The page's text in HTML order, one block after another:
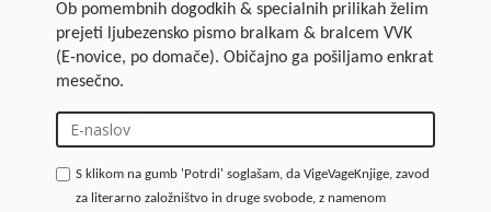
Ob pomembnih dogodkih & specialnih prilikah želim
prejeti ljubezensko pismo bralkam & bralcem VVK
(E-novice, po domače). Običajno ga pošiljamo enkrat
mesečno.
S klikom na gumb 'Potrdi' soglašam, da VigeVageKnjige, zavod
za literarno založništvo in druge svobode, z namenom